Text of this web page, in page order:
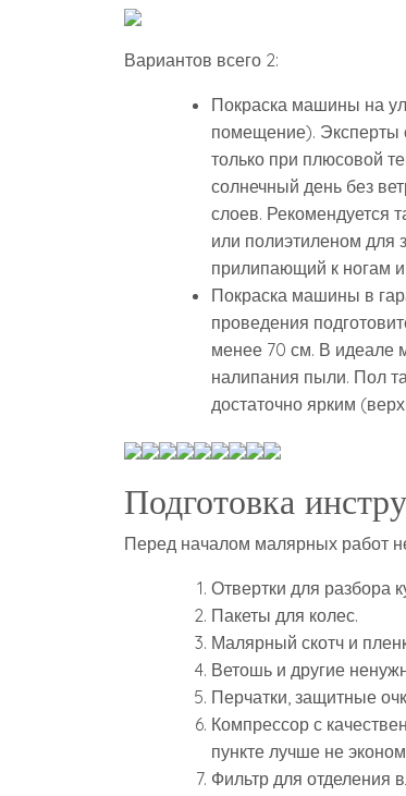
Вариантов всего 2:
Покраска машины на
помещение). Эксперты
только при плюсовой
солнечный день без
слоев. Рекомендуется
или полиэтиленом для
прилипающий к ногам
Покраска машины в
проведения
менее 70 см. В идеале
налипания пыли. Пол
достаточно ярким
Подготовка
Перед началом малярных работ
Отвертки для разбора
Пакеты для колес.
Малярный скотч и
Ветошь и другие
Перчатки, защитные
Компрессор с
пункте лучше не
Фильтр для отделения